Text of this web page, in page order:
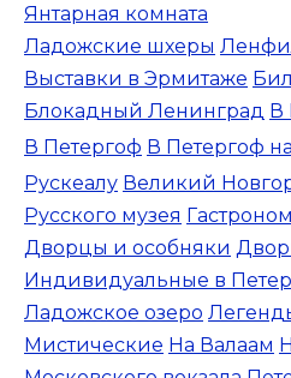
Янтарная комната
Ладожские шхеры
Выставки в Эрмитаже
Блокадный Ленинград В
В Петергоф В Петергоф
Рускеалу Великий
Русского музея
Дворцы и особняки
Индивидуальные в
Ладожское озеро
Мистические На Валаам